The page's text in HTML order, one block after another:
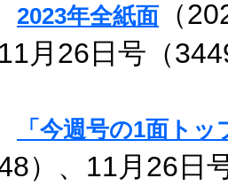
2023年全紙面 （
11月26日号（
「今週号の1面トッ
）、11月26日